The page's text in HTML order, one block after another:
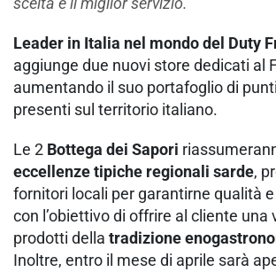
Leader in Italia nel mondo del Duty
aggiunge due nuovi store dedicati al
aumentando il suo portafoglio di
presenti sul territorio italiano.
Le 2 Bottega dei Sapori
eccellenze tipiche regionali sarde,
fornitori locali per garantirne qualità
con l’obiettivo di offrire al cliente una
prodotti della tradizione
Inoltre, entro il mese di aprile sarà